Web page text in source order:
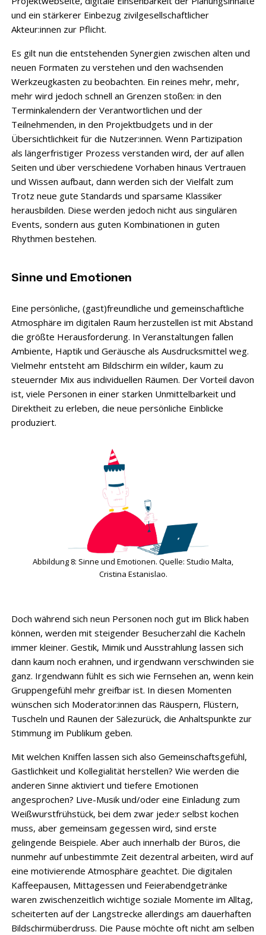
und ein stärkerer Einbezug zivilgesellschaftlicher
Akteur:innen zur Pflicht.
Es gilt nun die entstehenden Synergien zwischen alten und
neuen Formaten zu verstehen und den wachsenden
Werkzeugkasten zu beobachten. Ein reines mehr, mehr,
mehr wird jedoch schnell an Grenzen stoßen: in den
Terminkalendern der Verantwortlichen und der
Teilnehmenden, in den Projektbudgets und in der
Übersichtlichkeit für die Nutzer:innen. Wenn Partizipation
als längerfristiger Prozess verstanden wird, der auf allen
Seiten und über verschiedene Vorhaben hinaus Vertrauen
und Wissen aufbaut, dann werden sich der Vielfalt zum
Trotz neue gute Standards und sparsame Klassiker
herausbilden. Diese werden jedoch nicht aus singulären
Events, sondern aus guten Kombinationen in guten
Rhythmen bestehen.
Sinne und Emotionen
Eine persönliche, (gast)freundliche und gemeinschaftliche
Atmosphäre im digitalen Raum herzustellen ist mit Abstand
die größte Herausforderung. In Veranstaltungen fallen
Ambiente, Haptik und Geräusche als Ausdrucksmittel weg.
Vielmehr entsteht am Bildschirm ein wilder, kaum zu
steuernder Mix aus individuellen Räumen. Der Vorteil davon
ist, viele Personen in einer starken Unmittelbarkeit und
Direktheit zu erleben, die neue persönliche Einblicke
produziert.
Abbildung 8: Sinne und Emotionen. Quelle: Studio Malta,
Cristina Estanislao.
Doch während sich neun Personen noch gut im Blick haben
können, werden mit steigender Besucherzahl die Kacheln
immer kleiner. Gestik, Mimik und Ausstrahlung lassen sich
dann kaum noch erahnen, und irgendwann verschwinden sie
ganz. Irgendwann fühlt es sich wie Fernsehen an, wenn kein
Gruppengefühl mehr greifbar ist. In diesen Momenten
wünschen sich Moderator:innen das Räuspern, Flüstern,
Tuscheln und Raunen der Sälezurück, die Anhaltspunkte zur
Stimmung im Publikum geben.
Mit welchen Kniffen lassen sich also Gemeinschaftsgefühl,
Gastlichkeit und Kollegialität herstellen? Wie werden die
anderen Sinne aktiviert und tiefere Emotionen
angesprochen? Live-Musik und/oder eine Einladung zum
Weißwurstfrühstück, bei dem zwar jede:r selbst kochen
muss, aber gemeinsam gegessen wird, sind erste
gelingende Beispiele. Aber auch innerhalb der Büros, die
nunmehr auf unbestimmte Zeit dezentral arbeiten, wird auf
eine motivierende Atmosphäre geachtet. Die digitalen
Kaffeepausen, Mittagessen und Feierabendgetränke
waren zwischenzeitlich wichtige soziale Momente im Alltag,
scheiterten auf der Langstrecke allerdings am dauerhaften
Bildschirmüberdruss. Die Pause möchte oft nicht am selben